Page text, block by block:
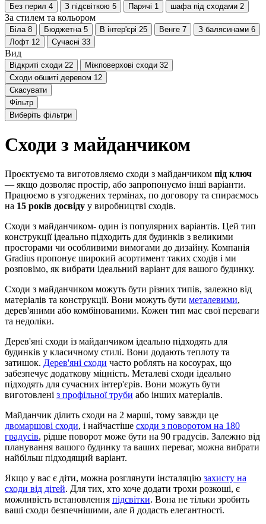
Без перил 4 З підсвіткою 5 Парячі 1 шафа під сходами 2
За стилем та кольором
Біла 8 Бюджетна 5 В інтер'єрі 25 Венге 7 З балясинами 6
Лофт 12 Сучасні 33
Вид
Відкриті сходи 22 Міжповерхові сходи 32
Сходи обшиті деревом 12
Скасувати
Фільтр
Виберіть фільтри
Сходи з майданчиком
Проєктуємо та виготовляємо сходи з майданчиком під ключ
— якщо дозволяє простір, або запропонуємо інші варіанти.
Працюємо в узгоджених термінах, по договору та спираємось
на 15 років досвіду у виробництві сходів.
Сходи з майданчиком- один із популярних варіантів. Цей тип
конструкції ідеально підходить для будинків з великими
просторами чи особливими вимогами до дизайну. Компанія
Gradius пропонує широкий асортимент таких сходів і ми
розповімо, як вибрати ідеальний варіант для вашого будинку.
Сходи з майданчиком можуть бути різних типів, залежно від
матеріалів та конструкції. Вони можуть бути металевими,
дерев'яними або комбінованими. Кожен тип має свої переваги
та недоліки.
Дерев'яні сходи із майданчиком ідеально підходять для
будинків у класичному стилі. Вони додають теплоту та
затишок. Дерев'яні сходи часто роблять на косоурах, що
забезпечує додаткову міцність. Металеві сходи ідеально
підходять для сучасних інтер'єрів. Вони можуть бути
виготовлені з профільної труби або інших матеріалів.
Майданчик ділить сходи на 2 марші, тому завжди це
двомаршові сходи, і найчастіше сходи з поворотом на 180
градусів, рідше поворот може бути на 90 градусів. Залежно від
планування вашого будинку та ваших переваг, можна вибрати
найбільш підходящий варіант.
Якщо у вас є діти, можна розглянути інсталяцію захисту на
сходи від дітей. Для тих, хто хоче додати трохи розкоші, є
можливість встановлення підсвітки. Вона не тільки зробить
ваші сходи безпечнішими, але й додасть елегантності.